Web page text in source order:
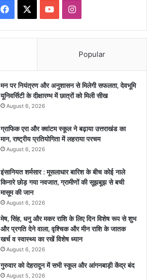
Facebook YouTubeInstagram
Popular
मन पर नियंत्रण और अनुशासन से मिलेगी सफलता, देवभूमि
यूनिवर्सिटी के दीक्षारम्भ में छात्रों को मिली सीख
August 6, 2026
ग्राफिक एरा और क्वांटम स्कूल ने बढ़ाया उत्तराखंड का
मान, राष्ट्रीय प्रतियोगिता में लहराया परचम
August 6, 2026
इंसानियत शर्मसार : मूसलाधार बारिश के बीच कोई नाले
किनारे छोड़ गया नवजात, ग्रामीणों की सूझबूझ से बची
मासूम की जान
August 6, 2026
मेष, सिंह, धनु और मकर राशि के लिए दिन विशेष रूप से शुभ
और प्रगति देने वाला, वृश्चिक और मीन राशि के जातक
खर्च व स्वास्थ्य का रखें विशेष ध्यान
August 6, 2026
गुरुवार को देहरादून में सभी स्कूल और आंगनबाड़ी केंद्र बंद
August 5, 2026